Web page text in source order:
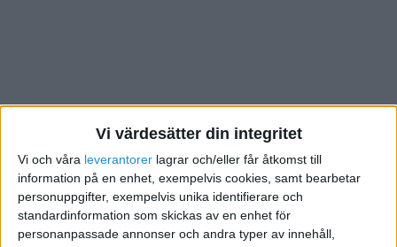
Vi värdesätter din integritet
Vi och våra leverantorer lagrar och/eller får åtkomst till
information på en enhet, exempelvis cookies, samt bearbetar
personuppgifter, exempelvis unika identifierare och
standardinformation som skickas av en enhet för
personanpassade annonser och andra typer av innehåll,
*5* betyder optimalt; *3* betyder att ni är medvetna
om problemet och ni gjort något litet åt att hantera det
och *1* betyder att ni måste börja jobba på problemet.
Områden att mäta och betygsätta: